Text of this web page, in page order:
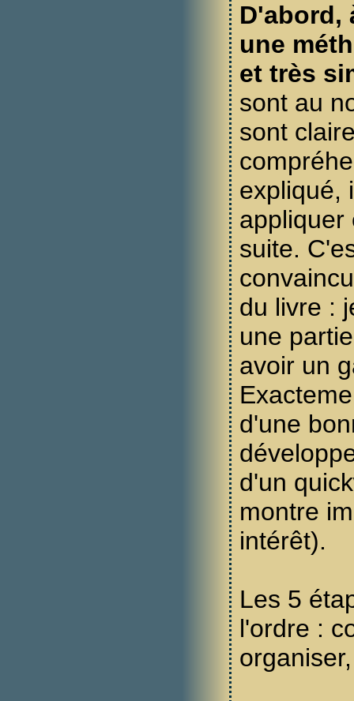
D'abord,
une
et très
sont au
sont
expliqué,
appliquer
suite.
du livre :
une
avoir un
d'une
d'un
montre
intérêt).
Les 5
l'ordre :